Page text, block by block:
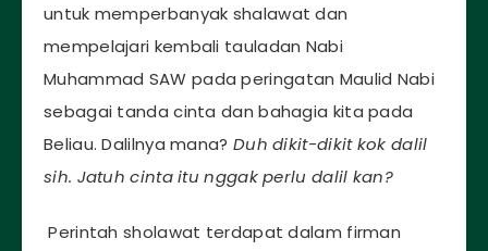
untuk memperbanyak shalawat dan
mempelajari kembali tauladan Nabi
Muhammad SAW pada peringatan Maulid Nabi
sebagai tanda cinta dan bahagia kita pada
Beliau. Dalilnya mana? Duh dikit-dikit kok dalil
sih. Jatuh cinta itu nggak perlu dalil kan?
Perintah sholawat terdapat dalam firman